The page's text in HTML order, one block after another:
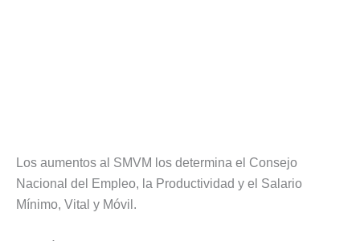
Los aumentos al SMVM los determina el Consejo
Nacional del Empleo, la Productividad y el Salario
Mínimo, Vital y Móvil.